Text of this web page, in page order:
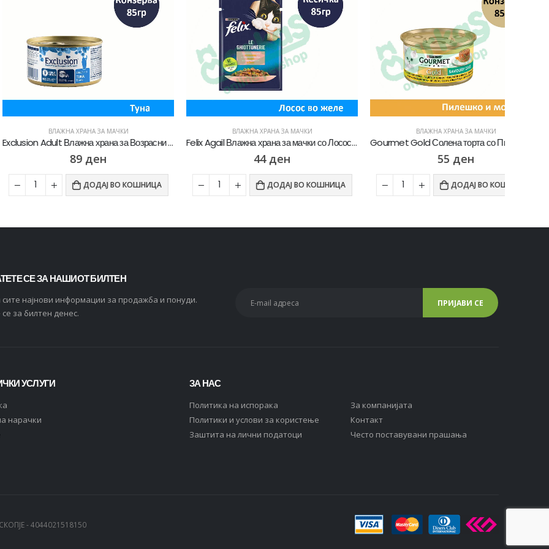
ВЛАЖНА ХРАНА ЗА МАЧКИ
Exclusion Adult Влажна храна за Возрасни мачки со Туна пате [Конзерва 85гр]
ДОДАЈ ВО КОШНИЦА
ВЛАЖНА ХРАНА ЗА МАЧКИ
Felix Agail Влажна храна за мачки со Лосос во желе [Кесичка 85гр]
ДОДАЈ ВО КОШНИЦА
ВЛАЖНА ХРАНА ЗА МАЧКИ
Gourmet Gold Солена торта со Пилешко и морков во сос [Конзерва 85гр]
ДОДАЈ ВО КОШНИЦА
СЕ ЗА НАШИОТ БИЛТЕН
сите најнови информации за продажба и понуди.
за билтен денес.
УСЛУГИ
нарачки
ЗА НАС
Политика на испорака
Политики и услови за користење
Заштита на лични податоци
За компанијата
Контакт
Често поставувани прашања
- 4044021518150